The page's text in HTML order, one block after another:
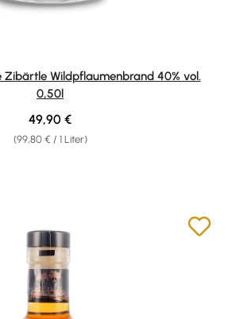
Zibärtle Wildpflaumenbrand 40% vol.
0,50l
(99,80 € / 1 Liter)
Regulärer Preis:
49,90 €